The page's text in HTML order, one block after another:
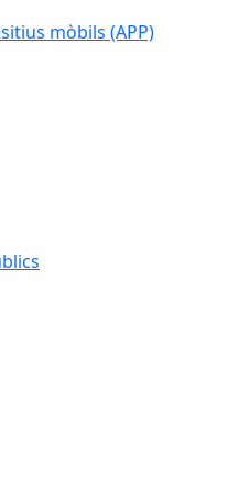
mòbils (APP)